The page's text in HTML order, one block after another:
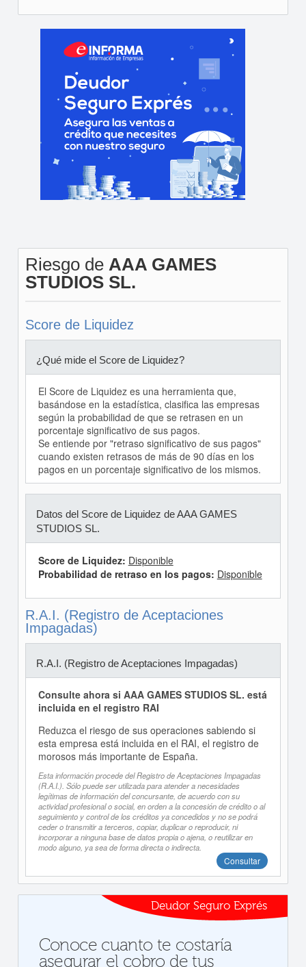
Riesgo de AAA GAMES
STUDIOS SL.
Score de Liquidez
¿Qué mide el Score de Liquidez?
El Score de Liquidez es una herramienta que,
basándose en la estadística, clasifica las empresas
según la probabilidad de que se retrasen en un
porcentaje significativo de sus pagos.
Se entiende por "retraso significativo de sus pagos"
cuando existen retrasos de más de 90 días en los
pagos en un porcentaje significativo de los mismos.
Datos del Score de Liquidez de AAA GAMES
STUDIOS SL.
Score de Liquidez: Disponible
Probabilidad de retraso en los pagos: Disponible
R.A.I. (Registro de Aceptaciones
Impagadas)
R.A.I. (Registro de Aceptaciones Impagadas)
Consulte ahora si AAA GAMES STUDIOS SL. está
incluida en el registro RAI
Reduzca el riesgo de sus operaciones sabiendo si
esta empresa está incluida en el RAI, el registro de
morosos más importante de España.
Esta información procede del Registro de Aceptaciones Impagadas
(R.A.I.). Sólo puede ser utilizada para atender a necesidades
legítimas de información del concursante, de acuerdo con su
actividad profesional o social, en orden a la concesión de crédito o al
seguimiento y control de los créditos ya concedidos y no se podrá
ceder o transmitir a terceros, copiar, duplicar o reproducir, ni
incorporar a ninguna base de datos propia o ajena, o reutilizar en
modo alguno, ya sea de forma directa o indirecta.
Consultar
Deudor Seguro Exprés
Conoce cuanto te costaría
asegurar el cobro de tus